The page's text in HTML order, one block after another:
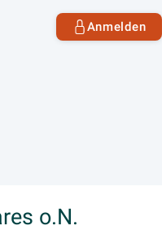
Anmelden
o.N.